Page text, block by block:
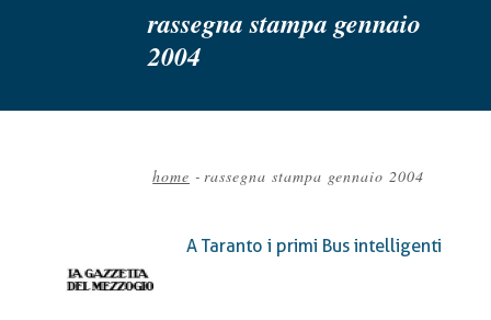
rassegna stampa gennaio
2004
pane
home - rassegna stampa gennaio 2004
A Taranto i primi Bus intelligenti